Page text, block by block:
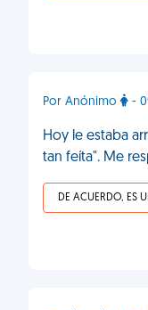
Por Anónimo -
Hoy le estaba
tan feíta". Me
DE ACUERDO, ES